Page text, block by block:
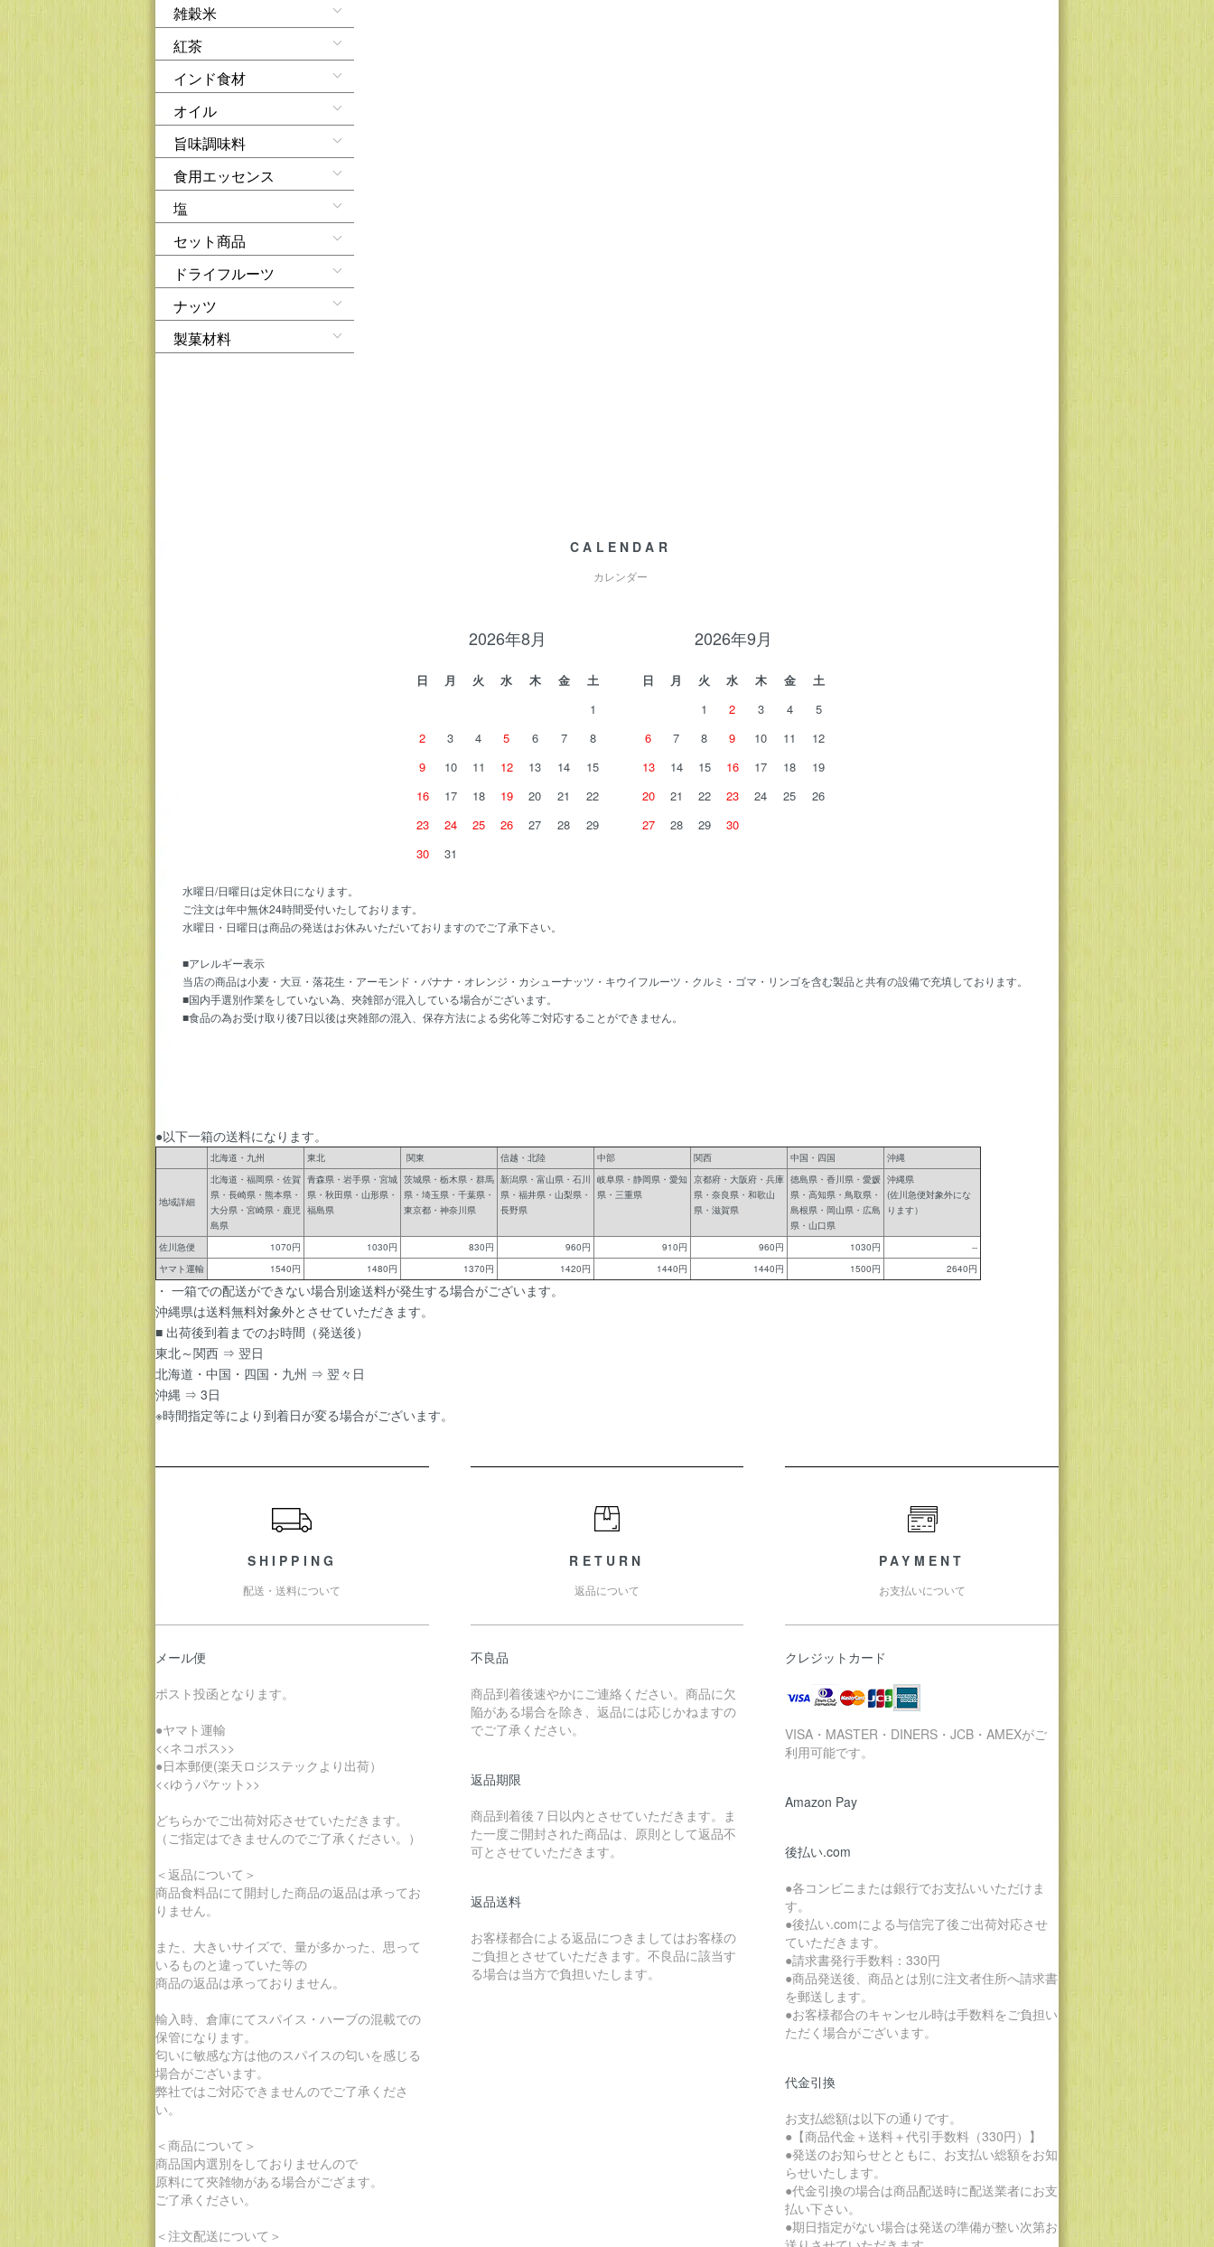
雑穀米
紅茶
インド食材
オイル
旨味調味料
食用エッセンス
塩
セット商品
ドライフルーツ
ナッツ
製菓材料
CALENDAR
カレンダー
2026年8月
日 月 火 水 木 金
土
1
2
3 4 5 6 7
8
9
10 11 12 13 14
15
16
17 18 19 20 21
22
23
24 25 26 27 28
29
30
31
2026年9月
日 月 火 水 木 金
土
1
2 3 4
5
6
7 8 9 10 11
12
13
14 15 16 17 18
19
20
21 22 23 24 25
26
27
28 29 30
水曜日/日曜日は定休日になります。
ご注文は年中無休24時間受付いたしております。
水曜日・日曜日は商品の発送はお休みいただいておりますのでご了承下さい。
■アレルギー表示
当店の商品は小麦・大豆・落花生・アーモンド・バナナ・オレンジ・カシューナッツ・キウイフルーツ・クルミ・ゴマ・リンゴを含む製品と共有の設備で充填しております。
■国内手選別作業をしていない為、夾雑部が混入している場合がございます。
■食品の為お受け取り後7日以後は夾雑部の混入、保存方法による劣化等ご対応することができません。
●以下一箱の送料になります。
北海道・九州 東北 関東 信越・北陸 中部 関西 中国・四国 沖縄
地域詳細
北海道・福岡県・佐賀
県・長崎県・熊本県・
大分県・宮崎県・鹿児
島県
青森県・岩手県・宮城
県・秋田県・山形県・
福島県
茨城県・栃木県・群馬
県・埼玉県・千葉県・
東京都・神奈川県
新潟県・富山県・石川
県・福井県・山梨県・
長野県
岐阜県・静岡県・愛知
県・三重県
京都府・大阪府・兵庫
県・奈良県・和歌山
県・滋賀県
徳島県・香川県・愛媛
県・高知県・鳥取県・
島根県・岡山県・広島
県・山口県
沖縄県
(佐川急便対象外にな
ります）
佐川急便 1070円 1030円 830円 960円 910円 960円 1030円
--
ヤマト運輸
1540円 1480円 1370円 1420円 1440円 1440円 1500円 2640円
・ 一箱での配送ができない場合別途送料が発生する場合がございます。
沖縄県は送料無料対象外とさせていただきます。
■ 出荷後到着までのお時間（発送後）
東北～関西 ⇒ 翌日
北海道・中国・四国・九州 ⇒ 翌々日
沖縄 ⇒ 3日
※時間指定等により到着日が変る場合がございます。
SHIPPING
配送・送料について
メール便
ポスト投函となります。
●ヤマト運輸
<<ネコポス>>
●日本郵便(楽天ロジステックより出荷）
<<ゆうパケット>>
どちらかでご出荷対応させていただきます。
（ご指定はできませんのでご了承ください。）
＜返品について＞
商品食料品にて開封した商品の返品は承ってお
りません。
また、大きいサイズで、量が多かった、思って
いるものと違っていた等の
商品の返品は承っておりません。
輸入時、倉庫にてスパイス・ハーブの混載での
保管になります。
匂いに敏感な方は他のスパイスの匂いを感じる
場合がございます。
弊社ではご対応できませんのでご了承くださ
い。
＜商品について＞
商品国内選別をしておりませんので
原料にて夾雑物がある場合がござます。
ご了承ください。
＜注文配送について＞
RETURN
返品について
不良品
商品到着後速やかにご連絡ください。商品に欠
陥がある場合を除き、返品には応じかねますの
でご了承ください。
返品期限
商品到着後７日以内とさせていただきます。ま
た一度ご開封された商品は、原則として返品不
可とさせていただきます。
返品送料
お客様都合による返品につきましてはお客様の
ご負担とさせていただきます。不良品に該当す
る場合は当方で負担いたします。
PAYMENT
お支払いについて
クレジットカード
VISA・MASTER・DINERS・JCB・AMEXがご
利用可能です。
Amazon Pay
後払い.com
●各コンビニまたは銀行でお支払いいただけま
す。
●後払い.comによる与信完了後ご出荷対応させ
ていただきます。
●請求書発行手数料：330円
●商品発送後、商品とは別に注文者住所へ請求書
を郵送します。
●お客様都合のキャンセル時は手数料をご負担い
ただく場合がございます。
代金引換
お支払総額は以下の通りです。
●【商品代金＋送料＋代引手数料（330円）】
●発送のお知らせとともに、お支払い総額をお知
らせいたします。
●代金引換の場合は商品配送時に配送業者にお支
払い下さい。
●期日指定がない場合は発送の準備が整い次第お